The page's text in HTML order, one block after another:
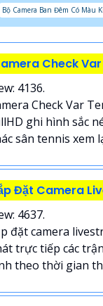
Bộ Camera Ban Đêm Có Màu
Check
4136.
Check Var
ghi hình sắc
sân tennis xem
Đặt Camera
4637.
đặt camera
trực tiếp các
theo thời gian